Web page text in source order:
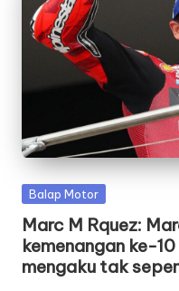
Posted
Balap Motor
Marc M Rquez:
kemenangan ke-
mengaku tak